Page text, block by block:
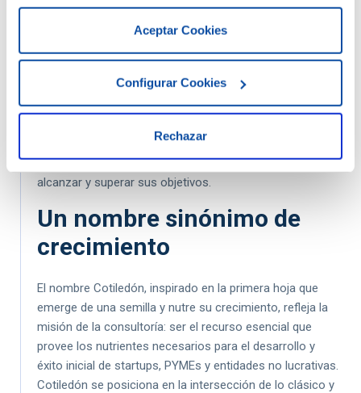
Aceptar Cookies
Configurar Cookies
Rechazar
Compromiso con
soluciones integrales
El compromiso de Cotiledón con ofrecer soluciones
integrales ha sido la clave de su éxito. Su capacidad para
especializados en áreas críticas como la gestión fiscal,
laboral, legal, y financiamiento ha permitido a sus clientes
alcanzar y superar sus objetivos.
Un nombre sinónimo de
crecimiento
El nombre Cotiledón, inspirado en la primera hoja que
emerge de una semilla y nutre su crecimiento, refleja la
misión de la consultoría: ser el recurso esencial que
provee los nutrientes necesarios para el desarrollo y
éxito inicial de startups, PYMEs y entidades no lucrativas.
Cotiledón se posiciona en la intersección de lo clásico y